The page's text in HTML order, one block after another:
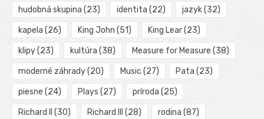
hudobná skupina (23) identita (22) jazyk(32)
kapela (26) King John (51) King Lear(23)
klipy(23) kultúra (38) Measure for Measure (38)
moderné záhrady(20) Music (27) Pata (23)
piesne (24) Plays (27) príroda (25)
Richard II (30) Richard III (28) rodina (87)